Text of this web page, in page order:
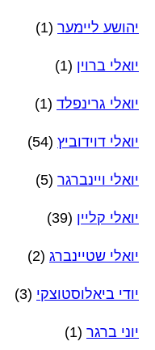
יהושע ליימער (1)
יואלי ברוין (1)
יואלי גרינפלד (1)
יואלי דוידוביץ (54)
יואלי ויינברגר (5)
יואלי קליין (39)
יואלי שטיינברג (2)
יודי ביאלוסטוצקי (3)
יוני ברגר (1)